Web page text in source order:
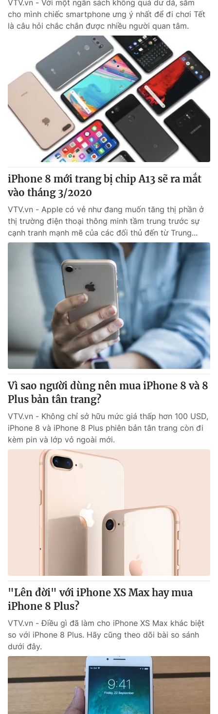
VTV.vn - Với một ngân sách không quá dư dả, sắm
cho mình chiếc smartphone ưng ý nhất để đi chơi Tết
là câu hỏi chắc chắn được nhiều người quan tâm.
iPhone 8 mới trang bị chip A13 sẽ ra mắt
vào tháng 3/2020
VTV.vn - Apple có vẻ như đang muốn tăng thị phần ở
thị trường điện thoại thông minh tầm trung trước sự
cạnh tranh mạnh mẽ của các đối thủ đến từ Trung...
Vì sao người dùng nên mua iPhone 8 và 8
Plus bản tân trang?
VTV.vn - Không chỉ sở hữu mức giá thấp hơn 100 USD,
iPhone 8 và iPhone 8 Plus phiên bản tân trang còn đi
kèm pin và lớp vỏ ngoài mới.
"Lên đời" với iPhone XS Max hay mua
iPhone 8 Plus?
VTV.vn - Điều gì đã làm cho iPhone XS Max khác biệt
so với iPhone 8 Plus. Hãy cũng theo dõi bài so sánh
dưới đây.